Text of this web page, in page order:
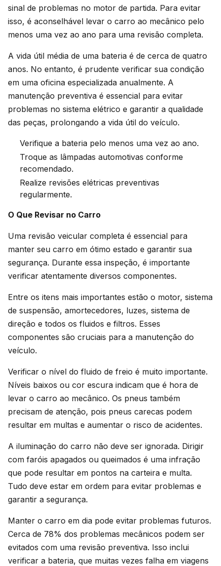
sinal de problemas no motor de partida. Para evitar
isso, é aconselhável levar o carro ao mecânico pelo
menos uma vez ao ano para uma revisão completa.
A vida útil média de uma bateria é de cerca de quatro
anos. No entanto, é prudente verificar sua condição
em uma oficina especializada anualmente. A
manutenção preventiva é essencial para evitar
problemas no sistema elétrico e garantir a qualidade
das peças, prolongando a vida útil do veículo.
Verifique a bateria pelo menos uma vez ao ano.
Troque as lâmpadas automotivas conforme
recomendado.
Realize revisões elétricas preventivas
regularmente.
O Que Revisar no Carro
Uma revisão veicular completa é essencial para
manter seu carro em ótimo estado e garantir sua
segurança. Durante essa inspeção, é importante
verificar atentamente diversos componentes.
Entre os itens mais importantes estão o motor, sistema
de suspensão, amortecedores, luzes, sistema de
direção e todos os fluidos e filtros. Esses
componentes são cruciais para a manutenção do
veículo.
Verificar o nível do fluido de freio é muito importante.
Níveis baixos ou cor escura indicam que é hora de
levar o carro ao mecânico. Os pneus também
precisam de atenção, pois pneus carecas podem
resultar em multas e aumentar o risco de acidentes.
A iluminação do carro não deve ser ignorada. Dirigir
com faróis apagados ou queimados é uma infração
que pode resultar em pontos na carteira e multa.
Tudo deve estar em ordem para evitar problemas e
garantir a segurança.
Manter o carro em dia pode evitar problemas futuros.
Cerca de 78% dos problemas mecânicos podem ser
evitados com uma revisão preventiva. Isso inclui
verificar a bateria, que muitas vezes falha em viagens